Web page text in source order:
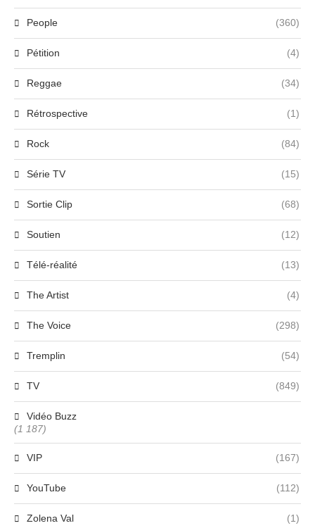
People (360)
Pétition (4)
Reggae (34)
Rétrospective (1)
Rock (84)
Série TV (15)
Sortie Clip (68)
Soutien (12)
Télé-réalité (13)
The Artist (4)
The Voice (298)
Tremplin (54)
TV (849)
Vidéo Buzz
(1 187)
VIP (167)
YouTube (112)
Zolena Val (1)